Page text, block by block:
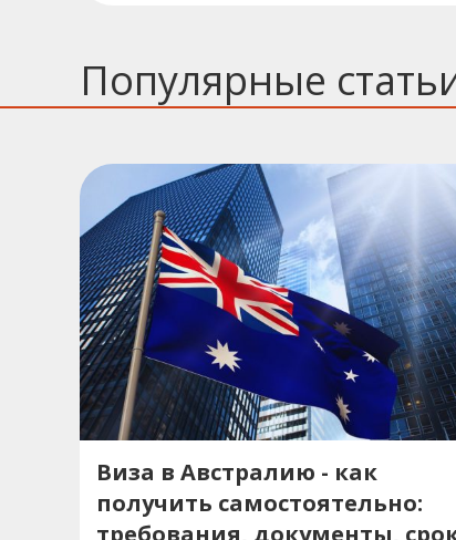
Популярные
Виза в Австралию - как
получить самостоятельно:
требования, документы,